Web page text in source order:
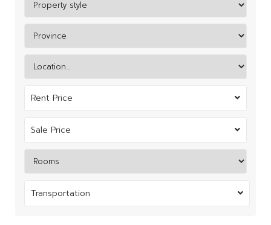
Rent Price
Sale Price
Transportation